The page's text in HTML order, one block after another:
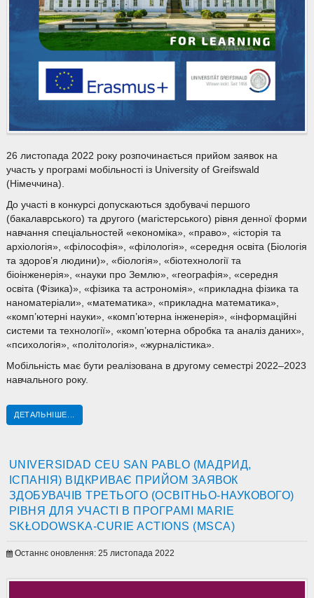
26 листопада 2022 року розпочинається прийом заявок на
участь у програмі мобільності із University of Greifswald
(Німеччина).
До участі в конкурсі допускаються здобувачі першого
(бакалаврського) та другого (магістерського) рівня денної форми
навчання спеціальностей «економіка», «право», «історія та
архіологія», «філософія», «філологія», «середня освіта (Біологія
та здоров’я людини)», «біологія», «біотехнології та
біоінженерія», «науки про Землю», «географія», «середня
освіта (Фізика)», «фізика та астрономія», «прикладна фізика та
наноматеріали», «математика», «прикладна математика»,
«комп’ютерні науки», «комп’ютерна інженерія», «інформаційні
системи та технології», «комп’ютерна обробка та аналіз даних»,
«психологія», «політологія», «журналістика».
Мобільність має бути реалізована в другому семестрі 2022–2023
навчального року.
ДЕТАЛЬНІШЕ...
UNIVERSIDAD CEU SAN PABLO (МАДРИД,
ІСПАНІЯ) ВІДКРИВАЄ ПРИЙОМ ЗАЯВОК
ЗДОБУВАЧІВ ТРЕТЬОГО (ОСВІТНЬО-НАУКОВОГО)
РІВНЯ ДЛЯ УЧАСТІ В ПРОГРАМІ MARIE
SKŁODOWSKA-CURIE ACTIONS (MSCA)
Останнє оновлення: 25 листопада 2022